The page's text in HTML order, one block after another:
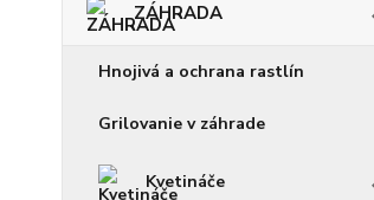
ZÁHRADA
Hnojivá a ochrana rastlín
Grilovanie v záhrade
Kvetináče